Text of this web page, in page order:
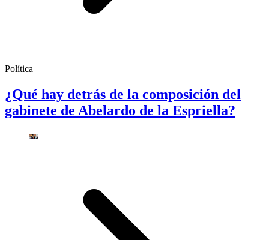
Política
¿Qué hay detrás de la composición del
gabinete de Abelardo de la Espriella?